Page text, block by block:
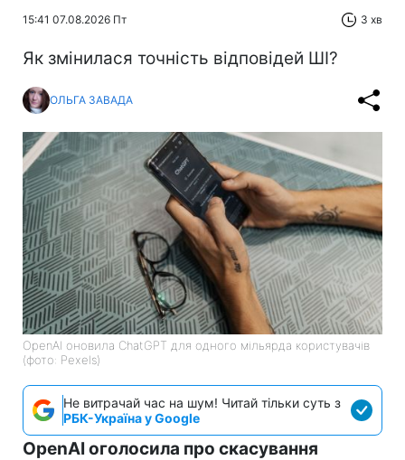
15:41 07.08.2026 Пт 3 хв
Як змінилася точність відповідей ШІ?
ОЛЬГА ЗАВАДА
OpenAI оновила ChatGPT для одного мільярда користувачів
(фото: Pexels)
Не витрачай час на шум! Читай тільки суть з
РБК-Україна у Google
OpenAI оголосила про скасування